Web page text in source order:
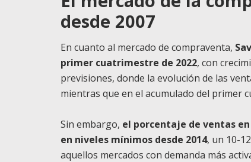
desde 2007
En cuanto al mercado de compraventa,
primer cuatrimestre de 2022, con
previsiones, donde la evolución de las
mientras que en el acumulado del primer
Sin embargo, el porcentaje de ventas
en niveles mínimos desde 2014, un 10-
aquellos mercados con demanda más